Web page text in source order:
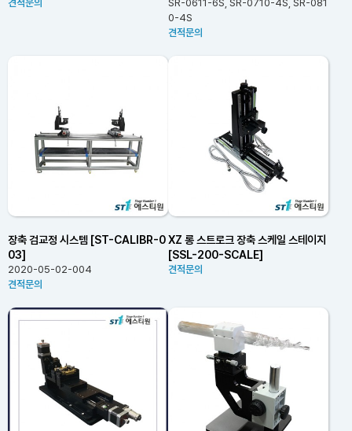
견적문의
SR-0611-6S, SR-0710-4S, SR-081
0-4S
견적문의
장축 검교정 시스템 [ST-CALIBR-0
03]
2020-05-02-004
견적문의
XZ 롱 스트로크 장축 스케일 스테이지
[SSL-200-SCALE]
견적문의